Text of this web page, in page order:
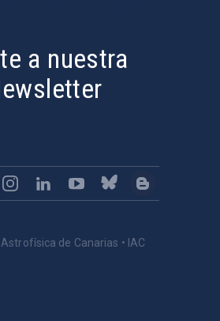
a nuestra
de Canarias • IAC